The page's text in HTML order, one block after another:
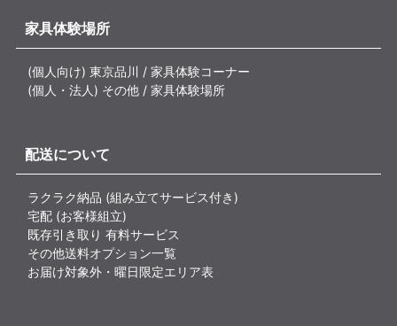
家具体験場所
(個人向け) 東京品川 / 家具体験コーナー
(個人・法人) その他 / 家具体験場所
配送について
ラクラク納品 (組み立てサービス付き)
宅配 (お客様組立)
既存引き取り 有料サービス
その他送料オプション一覧
お届け対象外・曜日限定エリア表